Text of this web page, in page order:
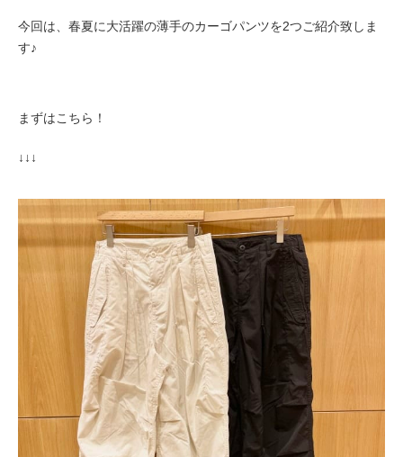
今回は、春夏に大活躍の薄手のカーゴパンツを2つご紹介致しま
す♪
まずはこちら！
↓↓↓